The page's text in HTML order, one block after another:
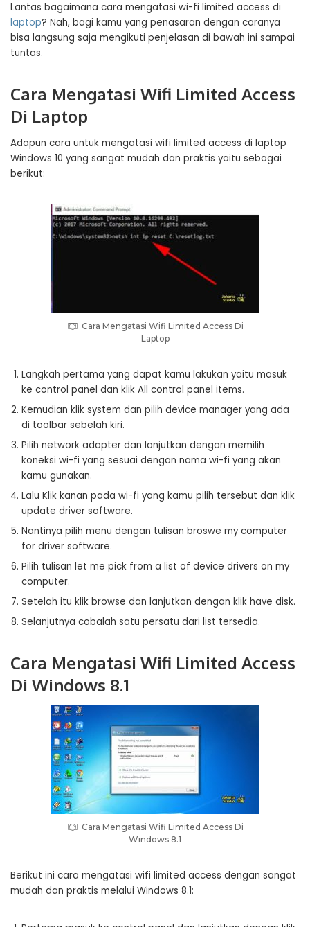
Lantas bagaimana cara mengatasi wi-fi limited access di
laptop? Nah, bagi kamu yang penasaran dengan caranya
bisa langsung saja mengikuti penjelasan di bawah ini sampai
tuntas.
Cara Mengatasi Wifi Limited Access
Di Laptop
Adapun cara untuk mengatasi wifi limited access di laptop
Windows 10 yang sangat mudah dan praktis yaitu sebagai
berikut:
Cara Mengatasi Wifi Limited Access Di
Laptop
Langkah pertama yang dapat kamu lakukan yaitu masuk
ke control panel dan klik All control panel items.
Kemudian klik system dan pilih device manager yang ada
di toolbar sebelah kiri.
Pilih network adapter dan lanjutkan dengan memilih
koneksi wi-fi yang sesuai dengan nama wi-fi yang akan
kamu gunakan.
Lalu Klik kanan pada wi-fi yang kamu pilih tersebut dan klik
update driver software.
Nantinya pilih menu dengan tulisan broswe my computer
for driver software.
Pilih tulisan let me pick from a list of device drivers on my
computer.
Setelah itu klik browse dan lanjutkan dengan klik have disk.
Selanjutnya cobalah satu persatu dari list tersedia.
Cara Mengatasi Wifi Limited Access
Di Windows 8.1
Cara Mengatasi Wifi Limited Access Di
Windows 8.1
Berikut ini cara mengatasi wifi limited access dengan sangat
mudah dan praktis melalui Windows 8.1: